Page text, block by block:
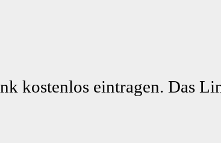
kostenlos eintragen. Das